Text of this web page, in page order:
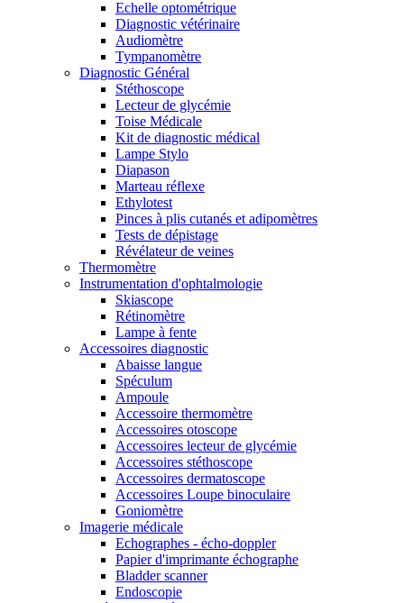
Echelle optométrique
Diagnostic vétérinaire
Audiomètre
Tympanomètre
Diagnostic Général
Stéthoscope
Lecteur de glycémie
Toise Médicale
Kit de diagnostic médical
Lampe Stylo
Diapason
Marteau réflexe
Ethylotest
Pinces à plis cutanés et adipomètres
Tests de dépistage
Révélateur de veines
Thermomètre
Instrumentation d'ophtalmologie
Skiascope
Rétinomètre
Lampe à fente
Accessoires diagnostic
Abaisse langue
Spéculum
Ampoule
Accessoire thermomètre
Accessoires otoscope
Accessoires lecteur de glycémie
Accessoires stéthoscope
Accessoires dermatoscope
Accessoires Loupe binoculaire
Goniomètre
Imagerie médicale
Echographes - écho-doppler
Papier d'imprimante échographe
Bladder scanner
Endoscopie